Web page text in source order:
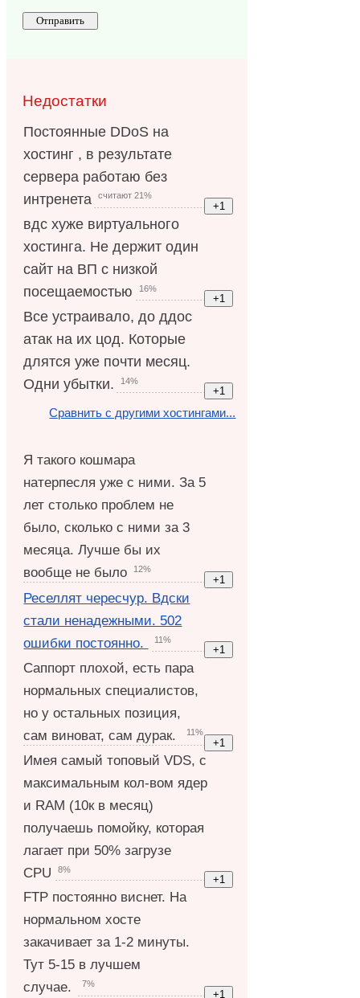
Недостатки
Постоянные DDoS на
хостинг , в результате
сервера работаю без
интренета
считают 21%
вдс хуже виртуального
хостинга. Не держит один
сайт на ВП с низкой
посещаемостью
16%
Все устраивало, до ддос
атак на их цод. Которые
длятся уже почти месяц.
Одни убытки.
14%
Сравнить с другими хостингами...
Я такого кошмара
натерпесля уже с ними. За 5
лет столько проблем не
было, сколько с ними за 3
месяца. Лучше бы их
вообще не было
12%
Реселлят чересчур. Вдски
стали ненадежными. 502
ошибки постоянно.
11%
Саппорт плохой, есть пара
нормальных специалистов,
но у остальных позиция,
сам виноват, сам дурак.
11%
Имея самый топовый VDS, с
максимальным кол-вом ядер
и RAM (10к в месяц)
получаешь помойку, которая
лагает при 50% загрузе
CPU
8%
FTP постоянно виснет. На
нормальном хосте
закачивает за 1-2 минуты.
Тут 5-15 в лучшем
случае.
7%